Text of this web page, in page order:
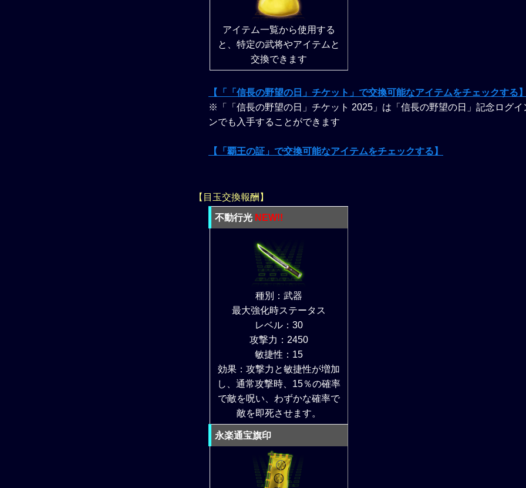
アイテム一覧から使用する
と、特定の武将やアイテムと
交換できます
【「「信長の野望の日」チケット」で交換可能なアイテムをチェックする】
※「「信長の野望の日」チケット 2025」は「信長の野望の日」記念ログイ
ンでも入手することができます
【「覇王の証」で交換可能なアイテムをチェックする】
【目玉交換報酬】
不動行光 NEW!!
種別：武器
最大強化時ステータス
レベル：30
攻撃力：2450
敏捷性：15
効果：攻撃力と敏捷性が増加
し、通常攻撃時、15％の確率
で敵を呪い、わずかな確率で
敵を即死させます。
永楽通宝旗印